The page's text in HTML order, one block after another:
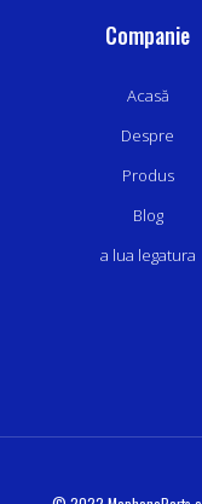
Companie
Acasă
Despre
Produs
Blog
a lua legatura